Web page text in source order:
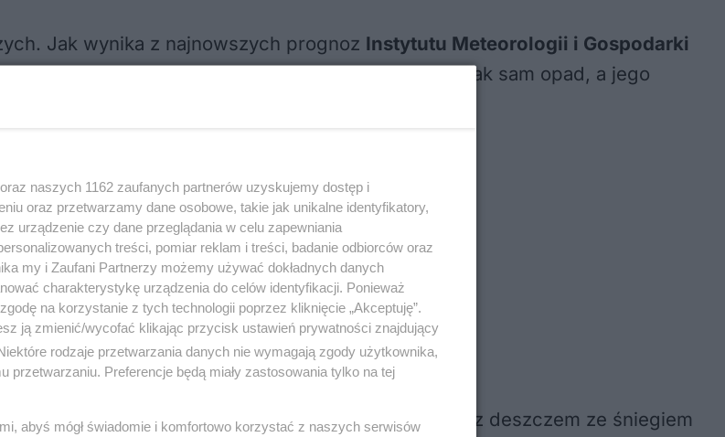
Jak wynika z najnowszych prognoz Instytutu Meteorologii i Gospodarki
Największym zagrożeniem nie będzie jednak sam opad, a jego
gołoledź, będzie przemieszczać się
na północ województwa.
. Słabe opady śniegu będą przeplatać się z deszczem ze śniegiem
naszych 1162 zaufanych partnerów uzyskujemy dostęp i
oraz przetwarzamy dane osobowe, takie jak unikalne identyfikatory,
urządzenie czy dane przeglądania w celu zapewniania
treści, pomiar reklam i treści, badanie odbiorców oraz
my i Zaufani Partnerzy możemy używać dokładnych danych
charakterystykę urządzenia do celów identyfikacji. Ponieważ
na korzystanie z tych technologii poprzez kliknięcie „Akceptuję”.
ją zmienić/wycofać klikając przycisk ustawień prywatności znajdujący
rodzaje przetwarzania danych nie wymagają zgody użytkownika,
przetwarzaniu. Preferencje będą miały zastosowania tylko na tej
abyś mógł świadomie i komfortowo korzystać z naszych serwisów